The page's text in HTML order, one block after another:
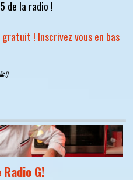
de la radio !
! Inscrivez vous en bas
!)
G!